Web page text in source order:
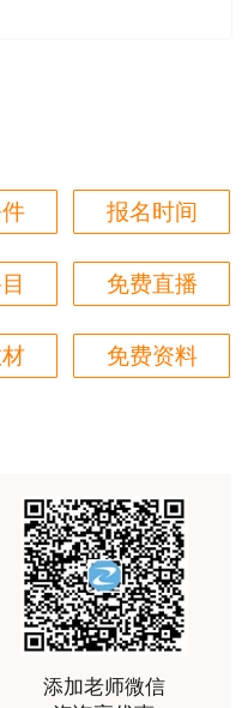
听他的课
实讲的很好
讲解通俗易懂
趣，学生边学边受到
报名时间
免费直播
免费资料
添加老师微信